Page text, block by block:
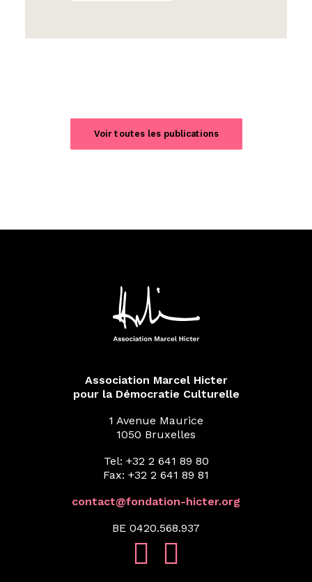
Voir toutes les publications
Association Marcel Hicter
pour la Démocratie Culturelle
1 Avenue Maurice
1050 Bruxelles
Tel: +32 2 641 89 80
Fax: +32 2 641 89 81
contact@fondation-hicter.org
BE 0420.568.937